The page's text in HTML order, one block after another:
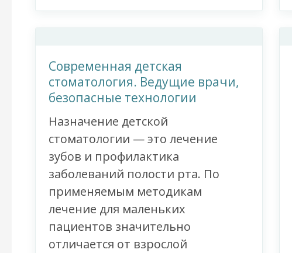
Современная детская
стоматология. Ведущие врачи,
безопасные технологии
Назначение детской
стоматологии — это лечение
зубов и профилактика
заболеваний полости рта. По
применяемым методикам
лечение для маленьких
пациентов значительно
отличается от взрослой